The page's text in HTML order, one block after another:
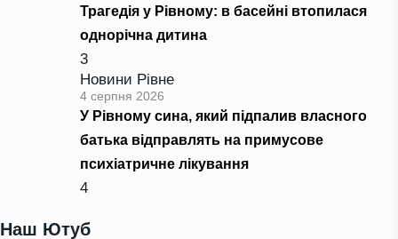
Трагедія у Рівному: в басейні втопилася
однорічна дитина
3
Новини Рівне
4 серпня 2026
У Рівному сина, який підпалив власного
батька відправлять на примусове
психіатричне лікування
4
Наш Ютуб